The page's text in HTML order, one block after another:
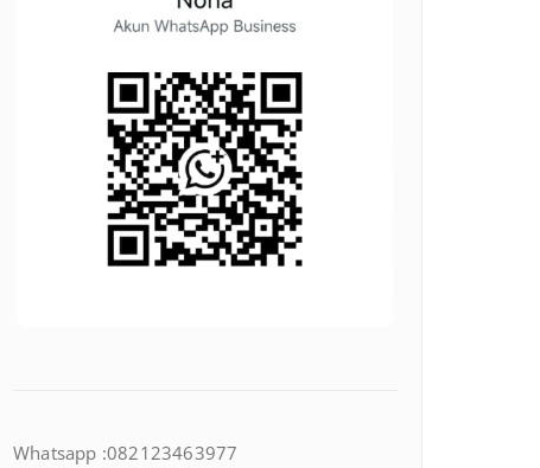
Whatsapp :082123463977